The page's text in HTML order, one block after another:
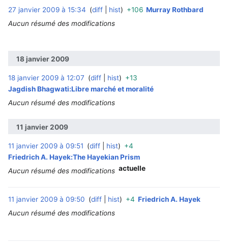
27 janvier 2009 à 15:34 diff hist +106 Murray Rothbard
Aucun résumé des modifications
18 janvier 2009
18 janvier 2009 à 12:07 diff hist +13
Jagdish Bhagwati:Libre marché et moralité
Aucun résumé des modifications
11 janvier 2009
11 janvier 2009 à 09:51 diff hist +4
Friedrich A. Hayek:The Hayekian Prism
Aucun résumé des modifications actuelle
11 janvier 2009 à 09:50 diff hist +4 Friedrich A. Hayek
Aucun résumé des modifications